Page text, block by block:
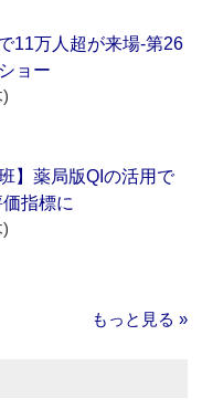
11万人超が来場‐第26
ョー
】薬局版QIの活用で
指標に
もっと見る »